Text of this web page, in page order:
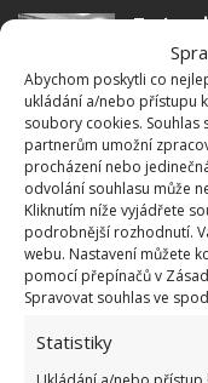
Abychom poskytli co
ukládání a/nebo přístupu
soubory cookies. Souhlas
partnerům umožní
procházení nebo
odvolání souhlasu může
Kliknutím níže vyjádřete
podrobnější rozhodnutí.
webu. Nastavení můžete
pomocí přepínačů v
Spravovat souhlas ve
Statistiky
Test
dobrý
23.6.2026
Retro
bodů
6.5.2026